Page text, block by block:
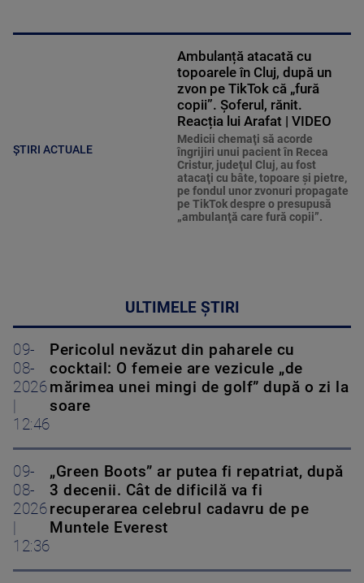
ȘTIRI ACTUALE
Ambulanță atacată cu
topoarele în Cluj, după un
zvon pe TikTok că „fură
copii”. Șoferul, rănit.
Reacția lui Arafat | VIDEO
Medicii chemaţi să acorde
îngrijiri unui pacient în Recea
Cristur, judeţul Cluj, au fost
atacaţi cu bâte, topoare şi pietre,
pe fondul unor zvonuri propagate
pe TikTok despre o presupusă
„ambulanţă care fură copii”.
ULTIMELE ȘTIRI
09-
08-
2026
12:46
Pericolul nevăzut din paharele cu
cocktail: O femeie are vezicule „de
mărimea unei mingi de golf” după o zi la
soare
09-
08-
2026
12:36
„Green Boots” ar putea fi repatriat, după
3 decenii. Cât de dificilă va fi
recuperarea celebrul cadavru de pe
Muntele Everest